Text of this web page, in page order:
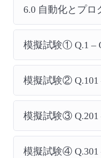
6.0 自動化とプロ
模擬試験① Q.1 –
模擬試験② Q.101
模擬試験③ Q.201
模擬試験④ Q.301